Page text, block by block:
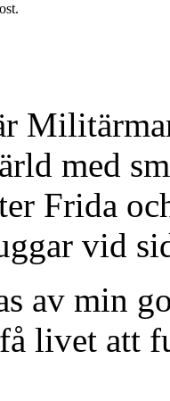
med
Frida
vid
av min
livet att